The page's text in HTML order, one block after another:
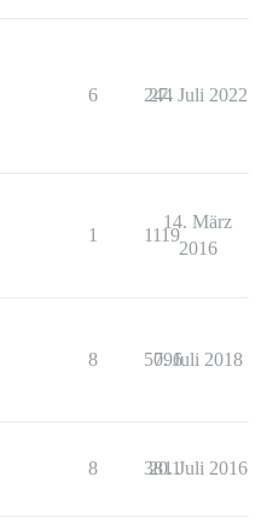
6 244
27. Juli 2022
1 1119
14. März
2016
8 5096
7. Juli 2018
8 3811
20. Juli 2016